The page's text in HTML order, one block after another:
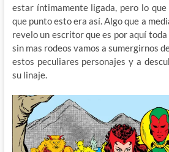
estar íntimamente ligada, pero lo que
que punto esto era así. Algo que a
revelo un escritor que es por aquí
sin mas rodeos vamos a sumergirnos
estos peculiares personajes y a
su linaje.